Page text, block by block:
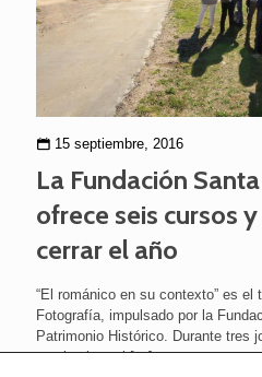
15 septiembre, 2016
La Fundación
ofrece seis cursos
cerrar el año
“El románico en su contexto” es
Fotografía, impulsado por la
Patrimonio Histórico. Durante tres
septiembre, el[…]